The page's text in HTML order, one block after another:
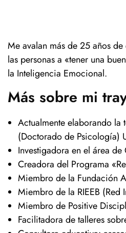
Me avalan más de 25 años
las personas a «tener una
la Inteligencia Emocional.
Más sobre mi
Actualmente elaborando
(Doctorado de Psicología)
Investigadora en el área
Creadora del Programa
Miembro de la Fundación
Miembro de la RIEEB
Miembro de Positive
Facilitadora de talleres